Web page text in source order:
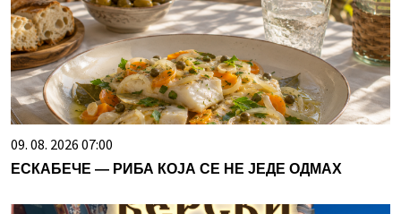
09. 08. 2026 07:00
ЕСКАБЕЧЕ — РИБА КОЈА СЕ НЕ ЈЕДЕ ОДМАХ